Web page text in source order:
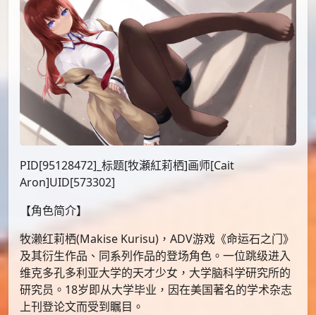
PID[95128472]_标题[牧瀬紅莉栖]画师[Cait
Aron]UID[573302]
【角色简介】
牧濑红莉栖(Makise Kurisu)，ADV游戏《命运石之门》
及其衍生作品、同系列作品的登场角色。一位跳级进入
维克多孔多利亚大学的天才少女，大学脑科学研究所的
研究员。18岁即从大学毕业，因在美国著名的学术杂志
上刊登论文而受到瞩目。